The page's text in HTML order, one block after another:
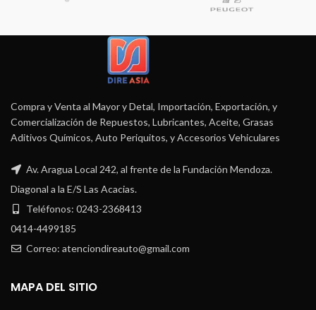
Compra y Venta al Mayor y Detal, Importación, Exportación, y
Comercialización de Repuestos, Lubricantes, Aceite, Grasas
Aditivos Químicos, Auto Periquitos, y Accesorios Vehiculares
Av. Aragua Local 242, al frente de la Fundación Mendoza.
Diagonal a la E/S Las Acacias.
Teléfonos: 0243-2368413
0414-4499185
Correo: atenciondireauto@gmail.com
MAPA DEL SITIO